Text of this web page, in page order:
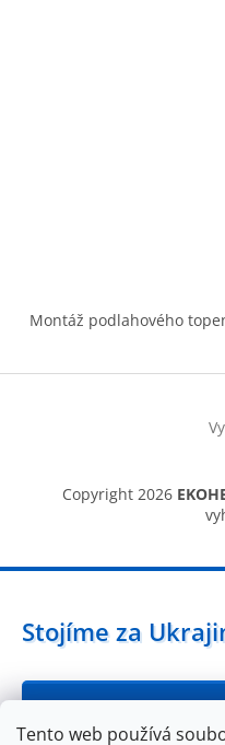
Tento web používá
Montáž podlahového
Copyright 2026
Stojíme za